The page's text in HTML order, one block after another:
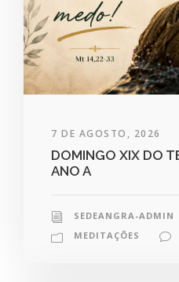
7 DE AGOSTO, 2026
DOMINGO XIX DO
ANO A
SEDEANGRA-ADMIN
MEDITAÇÕES